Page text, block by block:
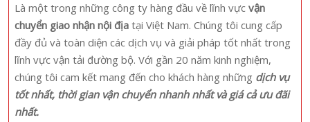
Là một trong những công ty hàng đầu về lĩnh vực vận
chuyển giao nhận nội địa tại Việt Nam. Chúng tôi cung cấp
đầy đủ và toàn diện các dịch vụ và giải pháp tốt nhất trong
lĩnh vực vận tải đường bộ. Với gần 20 năm kinh nghiệm,
chúng tôi cam kết mang đến cho khách hàng những dịch vụ
tốt nhất, thời gian vận chuyển nhanh nhất và giá cả ưu đãi
nhất.